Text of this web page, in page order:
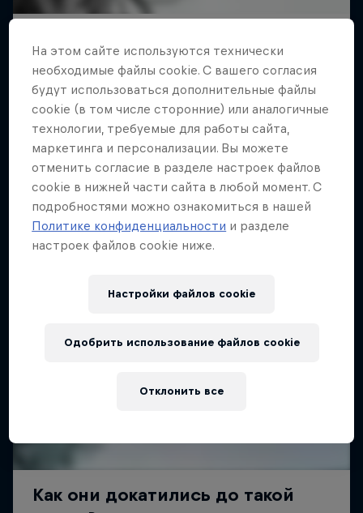
Экспресс-курс по экстремальным видам
спорта
2 сезоны · Эпизод 12
Games of Strange
Знакомство с самыми необычными видами
спорта во всём мире
3 сезоны · Эпизод 5
На этом сайте иcпользуются технически
необходимые файлы cookie. С вашего согласия
будут использоваться дополнительные файлы
cookie (в том числе сторонние) или аналогичные
технологии, требуемые для работы сайта,
маркетинга и персонализации. Вы можете
отменить согласие в разделе настроек файлов
cookie в нижней части сайта в любой момент. С
подробностями можно ознакомиться в нашей
Политике конфиденциальности и разделе
настроек файлов cookie ниже.
Настройки файлов cookie
Отклонить все
Одобрить использование файлов cookie